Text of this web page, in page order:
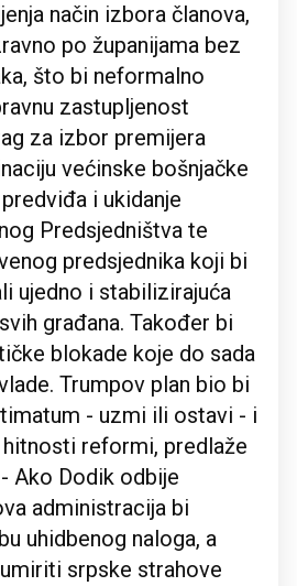
način izbora članova,
po županijama bez
što bi neformalno
zastupljenost
za izbor premijera
većinske bošnjačke
i ukidanje
Predsjedništva te
predsjednika koji bi
ujedno i stabilizirajuća
građana. Također bi
blokade koje do sada
Trumpov plan bio bi
- uzmi ili ostavi - i
hitnosti reformi, predlaže
Ako Dodik odbije
administracija bi
uhidbenog naloga, a
srpske strahove